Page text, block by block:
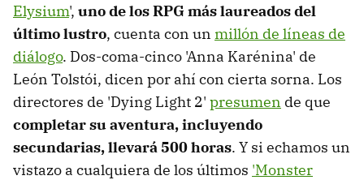
Elysium', uno de los RPG más laureados del
último lustro, cuenta con un millón de líneas de
diálogo. Dos-coma-cinco 'Anna Karénina' de
León Tolstói, dicen por ahí con cierta sorna. Los
directores de 'Dying Light 2' presumen de que
completar su aventura, incluyendo
secundarias, llevará 500 horas. Y si echamos un
vistazo a cualquiera de los últimos 'Monster